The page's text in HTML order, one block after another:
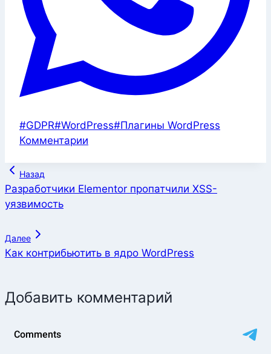
Метки
записи:
#GDPR#WordPress#Плагины WordPress
Комментарии
Навигация
по
записям
Назад
Разработчики Elementor пропатчили XSS-
уязвимость
Далее
Как контрибьютить в ядро WordPress
Добавить комментарий